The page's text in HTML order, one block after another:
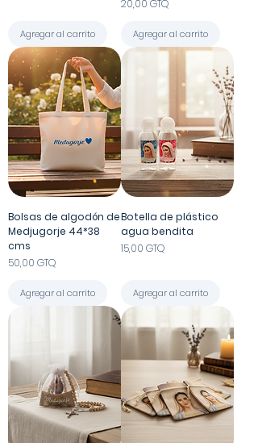
Agregar al carrito
20,00 GTQ
Agregar al carrito
Bolsas de algodón de
Medjugorje 44*38
cms
Precio
50,00 GTQ
Agregar al carrito
Botella de plástico
agua bendita
Precio
15,00 GTQ
Agregar al carrito